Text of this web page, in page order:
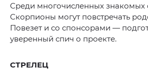
Среди многочисленных знакомых
Скорпионы могут повстречать
Повезет и со спонсорами —
уверенный спич о проекте.
СТРЕЛЕЦ